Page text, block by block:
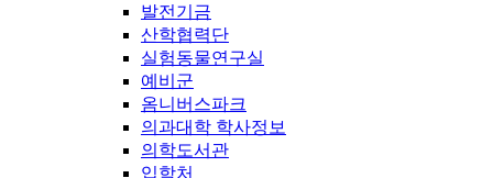
발전기금
산학협력단
실험동물연구실
예비군
옴니버스파크
의과대학 학사정보
의학도서관
입학처